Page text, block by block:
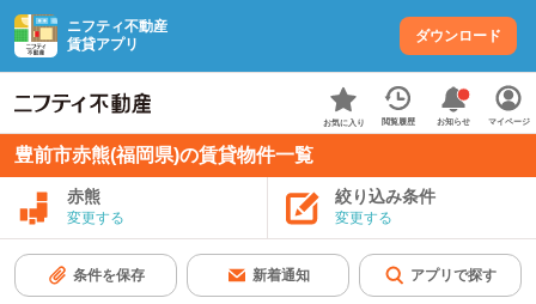
ニフティ不動産
賃貸アプリ
ダウンロード
お気に入り 閲覧履歴 お知らせ マイページ
豊前市赤熊(福岡県)の賃貸物件一覧
赤熊
変更する
絞り込み条件
変更する
条件を保存 新着通知 アプリで探す